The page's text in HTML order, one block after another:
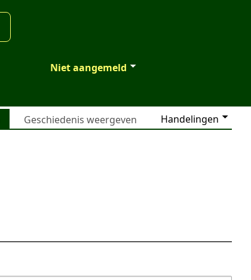
Niet aangemeld
Handelingen
Geschiedenis weergeven